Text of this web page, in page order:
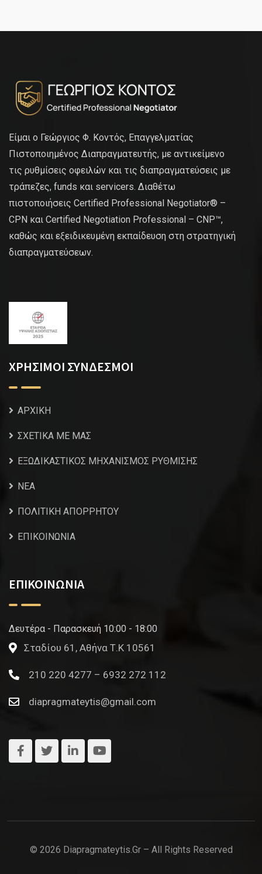
Είμαι ο Γεώργιος Φ. Κοντός, Επαγγελματίας
Πιστοποιημένος Διαπραγματευτής, με αντικείμενο
τις ρυθμίσεις οφειλών και τις διαπραγματεύσεις με
τράπεζες, funds και servicers. Διαθέτω
πιστοποιήσεις Certified Professional Negotiator® –
CPN και Certified Negotiation Professional – CNP™,
καθώς και εξειδικευμένη εκπαίδευση στη στρατηγική
διαπραγματεύσεων.
ΧΡΗΣΙΜΟΙ ΣΥΝΔΕΣΜΟΙ
ΑΡΧΙΚΗ
ΣΧΕΤΙΚΑ ΜΕ ΜΑΣ
ΕΞΩΔΙΚΑΣΤΙΚΟΣ ΜΗΧΑΝΙΣΜΟΣ ΡΥΘΜΙΣΗΣ
NEA
ΠΟΛΙΤΙΚΗ ΑΠΟΡΡΗΤΟΥ
ΕΠΙΚΟΙΝΩΝΙΑ
ΕΠΙΚΟΙΝΩΝΙΑ
Δευτέρα - Παρασκευή 10:00 - 18:00
Σταδίου 61, Αθήνα Τ.Κ 10561
210 220 4277 – 6932 272 112
diapragmateytis@gmail.com
© 2026 Diapragmateytis.gr – All Rights Reserved